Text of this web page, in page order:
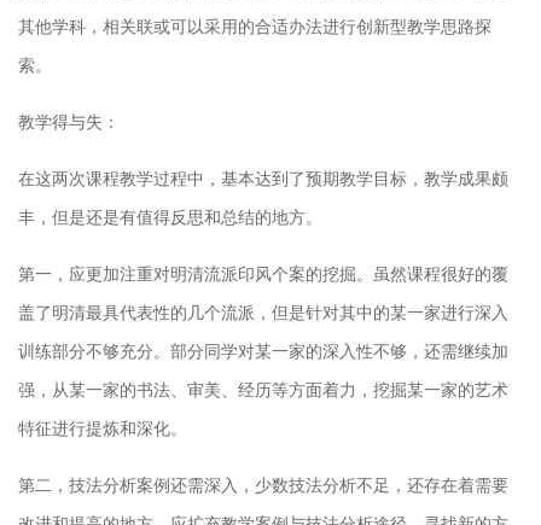
其他学科，相关联或可以采用的合适办法进行创新型教学思路探
索。
教学得与失：
在这两次课程教学过程中，基本达到了预期教学目标，教学成果颇
丰，但是还是有值得反思和总结的地方。
第一，应更加注重对明清流派印风个案的挖掘。虽然课程很好的覆
盖了明清最具代表性的几个流派，但是针对其中的某一家进行深入
训练部分不够充分。部分同学对某一家的深入性不够，还需继续加
强，从某一家的书法、审美、经历等方面着力，挖掘某一家的艺术
特征进行提炼和深化。
第二，技法分析案例还需深入，少数技法分析不足，还存在着需要